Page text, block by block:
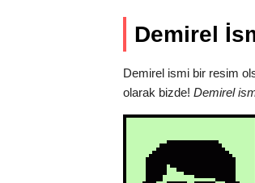
Demirel
Demirel ismi bir resim
olarak bizde! Demirel